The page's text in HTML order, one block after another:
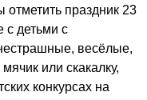
праздник 23
с детьми с
весёлые,
или скакалку,
конкурсах на